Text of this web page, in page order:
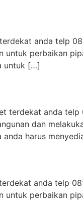
anda telp
untuk perbaikan
untuk […]
terdekat anda telp
dan
harus
anda telp
untuk perbaikan